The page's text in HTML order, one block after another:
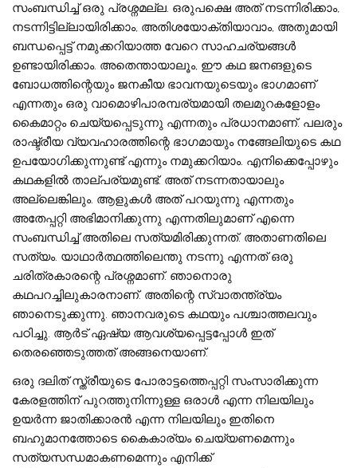
സംബന്ധിച്ച് ഒരു പ്രശ്നമല്ല. ഒരുപക്ഷെ അത് നടന്നിരിക്കാം,
നടന്നിട്ടില്ലായിരിക്കാം, അതിശയോക്തിയാവാം, അതുമായി
ബന്ധപ്പെട്ട് നമുക്കറിയാത്ത വേറെ സാഹചര്യങ്ങൾ
ഉണ്ടായിരിക്കാം. അതെന്തായാലൂം, ഈ കഥ ജനങളുടെ
ബോധത്തിന്റെയും ജനകീയ ഭാവനയുടെയും ഭാഗമാണ്
എന്നതും ഒരു വാമൊഴിപാരമ്പര്യമായി തലമുറകളോളം
കൈമാറ്റം ചെയ്യപ്പെടുന്നു എന്നതും പ്രധാനമാണ്. പലരും
രാഷ്ട്രീയ വ്യവഹാരത്തിന്റെ ഭാഗമായും നങ്ങേലിയുടെ കഥ
ഉപയോഗിക്കുന്നുണ്ട് എന്നും നമുക്കറിയാം. എനിക്കെപ്പോഴും
കഥകളിൽ താല്പര്യമുണ്ട്. അത് നടന്നതായാലും
അല്ലെങ്കിലും. ആളുകൾ അത് പറയുന്നു എന്നതും
അതേപ്പറ്റി അഭിമാനിക്കുന്നു എന്നതിലുമാണ് എന്നെ
സംബന്ധിച്ച് അതിലെ സത്യമിരിക്കുന്നത്. അതാണതിലെ
സത്യം. യാഥാർത്ഥത്തിലെന്തു നടന്നു എന്നത് ഒരു
ചരിത്രകാരന്റെ പ്രശ്നമാണ്. ഞാനൊരു
കഥപറച്ചിലുകാരനാണ്. അതിന്റെ സ്വാതന്ത്ര്യം
ഞാനെടുക്കുന്നു. ഞാനവരുടെ കഥയും പശ്ചാത്തലവും
പഠിച്ചു. ആർട് ഏഷ്യ ആവശ്യപ്പെട്ടപ്പോൾ ഇത്
തെരഞ്ഞെടുത്തത് അങ്ങനെയാണ്.
ഒരു ദലിത് സ്ത്രീയുടെ പോരാട്ടത്തെപ്പറ്റി സംസാരിക്കുന്ന
കേരളത്തിന് പുറത്തുനിന്നുള്ള ഒരാൾ എന്ന നിലയിലും
ഉയർന്ന ജാതിക്കാരൻ എന്ന നിലയിലും ഇതിനെ
ബഹുമാനത്തോടെ കൈകാര്യം ചെയ്യണമെന്നും
സത്യസന്ധമാകണമെന്നും എനിക്ക്